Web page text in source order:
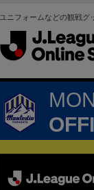
ユニフォームなどの観戦グ